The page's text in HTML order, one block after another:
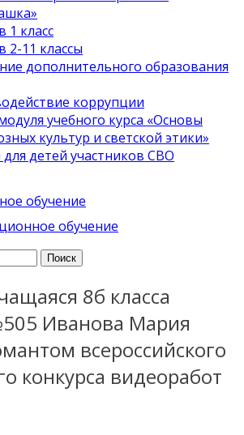
1 класс
2-11 классы
дополнительного образования
коррупции
учебного курса «Основы
культур и светской этики»
детей участников СВО
обучение
обучение
8б класса
Иванова Мария
всероссийского
конкурса видеоработ